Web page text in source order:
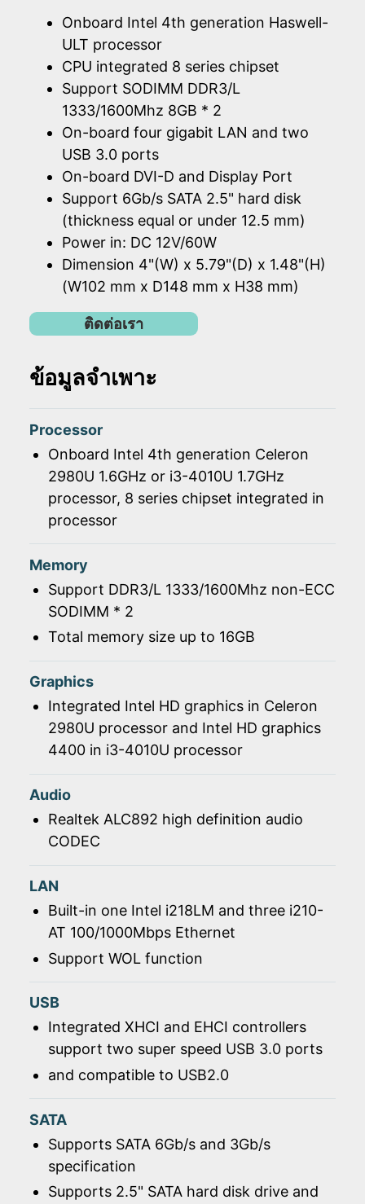
Onboard Intel 4th generation Haswell-
ULT processor
CPU integrated 8 series chipset
Support SODIMM DDR3/L
1333/1600Mhz 8GB * 2
On-board four gigabit LAN and two
USB 3.0 ports
On-board DVI-D and Display Port
Support 6Gb/s SATA 2.5" hard disk
(thickness equal or under 12.5 mm)
Power in: DC 12V/60W
Dimension 4"(W) x 5.79"(D) x 1.48"(H)
(W102 mm x D148 mm x H38 mm)
ติดต่อเรา
ข้อมูลจำเพาะ
Processor
Onboard Intel 4th generation Celeron
2980U 1.6GHz or i3-4010U 1.7GHz
processor, 8 series chipset integrated in
processor
Memory
Support DDR3/L 1333/1600Mhz non-ECC
SODIMM * 2
Total memory size up to 16GB
Graphics
Integrated Intel HD graphics in Celeron
2980U processor and Intel HD graphics
4400 in i3-4010U processor
Audio
Realtek ALC892 high definition audio
CODEC
LAN
Built-in one Intel i218LM and three i210-
AT 100/1000Mbps Ethernet
Support WOL function
USB
Integrated XHCI and EHCI controllers
support two super speed USB 3.0 ports
and compatible to USB2.0
SATA
Supports SATA 6Gb/s and 3Gb/s
specification
Supports 2.5" SATA hard disk drive and